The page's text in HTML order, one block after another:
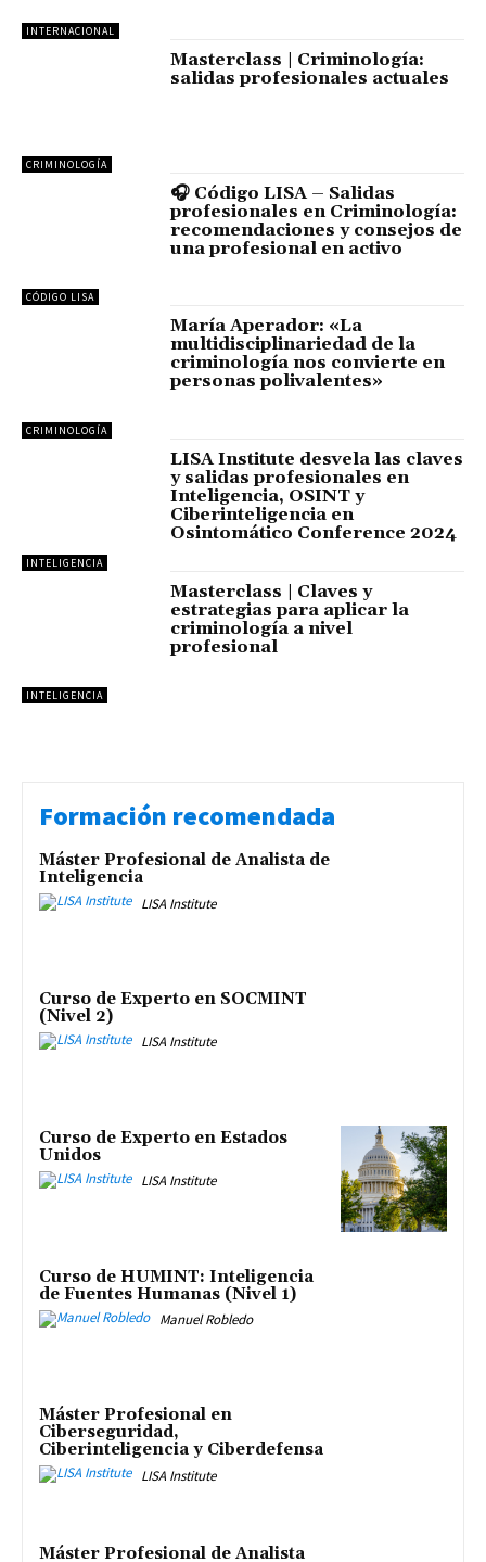
INTERNACIONAL
CRIMINOLOGÍA
Masterclass | Criminología:
salidas profesionales actuales
CÓDIGO LISA
🎧 Código LISA – Salidas
profesionales en Criminología:
recomendaciones y consejos de
una profesional en activo
CRIMINOLOGÍA
María Aperador: «La
multidisciplinariedad de la
criminología nos convierte en
personas polivalentes»
INTELIGENCIA
LISA Institute desvela las claves
y salidas profesionales en
Inteligencia, OSINT y
Ciberinteligencia en
Osintomático Conference 2024
INTELIGENCIA
Masterclass | Claves y
estrategias para aplicar la
criminología a nivel
profesional
Formación recomendada
Máster Profesional de Analista de
Inteligencia
LISA Institute
Curso de Experto en SOCMINT
(Nivel 2)
LISA Institute
Curso de Experto en Estados
Unidos
LISA Institute
Curso de HUMINT: Inteligencia
de Fuentes Humanas (Nivel 1)
Manuel Robledo
Máster Profesional en
Ciberseguridad,
Ciberinteligencia y Ciberdefensa
LISA Institute
Máster Profesional de Analista